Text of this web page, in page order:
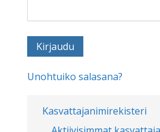
Kasvattajanimirekisteri
Unohtuiko salasana?